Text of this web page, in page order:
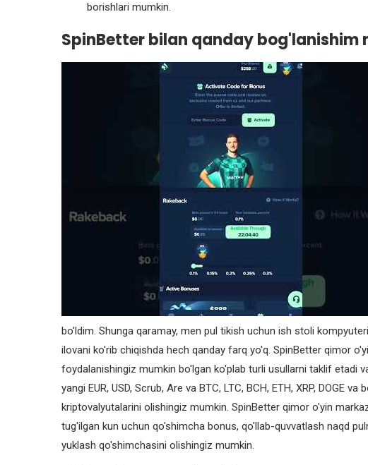
borishlari mumkin.
SpinBetter bilan qanday bog'lanishim
bo'ldim. Shunga qaramay, men pul tikish uchun ish stoli
ilovani ko'rib chiqishda hech qanday farq yo'q. SpinBetter qimor
foydalanishingiz mumkin bo'lgan ko'plab turli usullarni taklif etadi
yangi EUR, USD, Scrub, Are va BTC, LTC, BCH, ETH, XRP, DOGE
kriptovalyutalarini olishingiz mumkin. SpinBetter qimor o'yin
tug'ilgan kun uchun qo'shimcha bonus, qo'llab-quvvatlash naqd
yuklash qo'shimchasini olishingiz mumkin.